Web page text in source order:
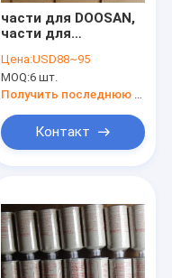
части для DOOSAN,
части для
для
doosan,65.01201-
0019
Цена:USD88~95
MOQ:6 шт.
Получить последнюю цену
Контакт